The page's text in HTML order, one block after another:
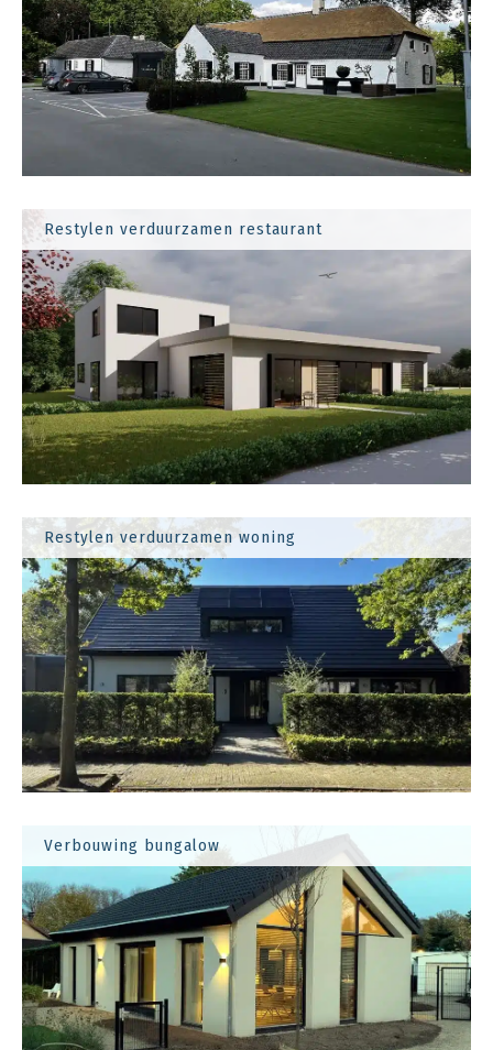
Restylen verduurzamen restaurant
Restylen verduurzamen woning
Verbouwing bungalow